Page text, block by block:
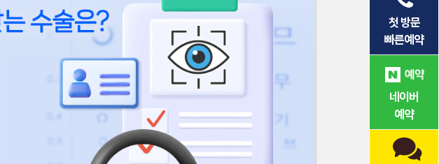
첫 방문
빠른예약
네이버
예약